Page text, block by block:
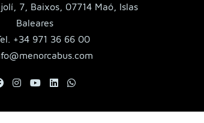
7, Baixos, 07714 Maó, Islas
Baleares
+34 971 36 66 00